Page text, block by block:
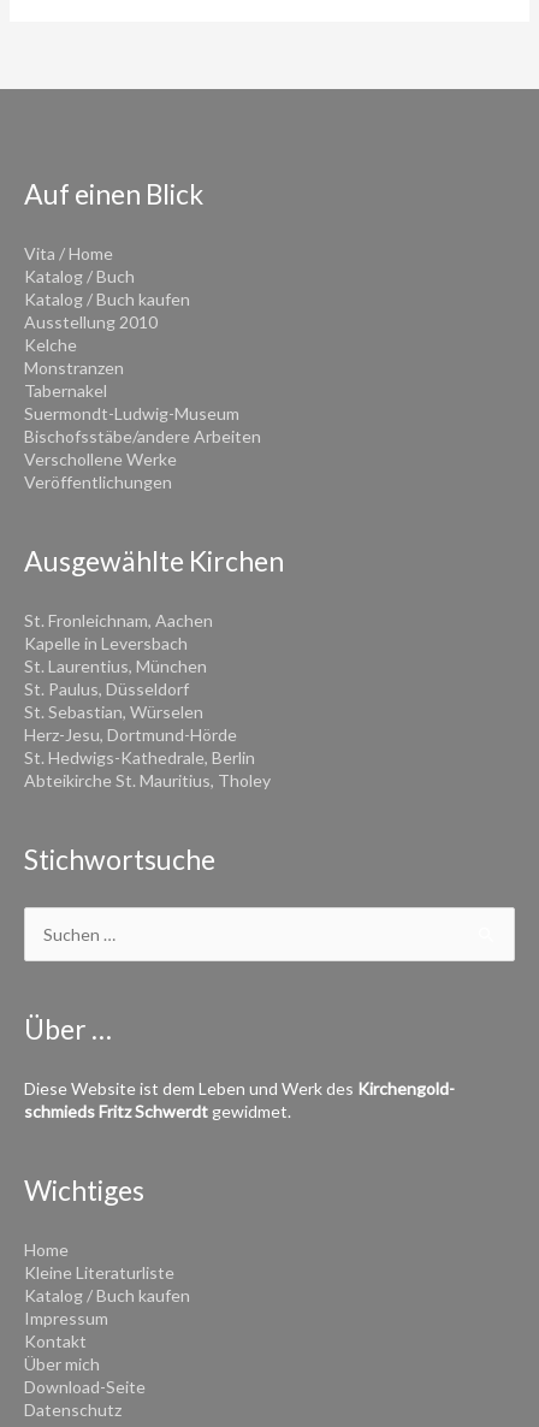
Auf einen Blick
Vita / Home
Katalog / Buch
Katalog / Buch kaufen
Ausstellung 2010
Kelche
Monstranzen
Tabernakel
Suermondt-Ludwig-Museum
Bischofsstäbe/andere Arbeiten
Verschollene Werke
Veröffentlichungen
Ausgewählte Kirchen
St. Fronleichnam, Aachen
Kapelle in Leversbach
St. Laurentius, München
St. Paulus, Düsseldorf
St. Sebastian, Würselen
Herz-Jesu, Dortmund-Hörde
St. Hedwigs-Kathedrale, Berlin
Abteikirche St. Mauritius, Tholey
Stichwortsuche
nach:
Über …
Diese Website ist dem Leben und Werk des Kirchen­­gold­
schmiedsFritz Schwerdt gewidmet.
Wichtiges
Home
Kleine Literaturliste
Katalog / Buch kaufen
Impressum
Kontakt
Über mich
Download-Seite
Datenschutz